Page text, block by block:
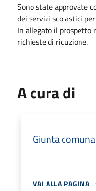
Sono state approvate
dei servizi scolastici
In allegato il prospetto
richieste di riduzione.
A cura di
Giunta
VAI ALLA PAGINA